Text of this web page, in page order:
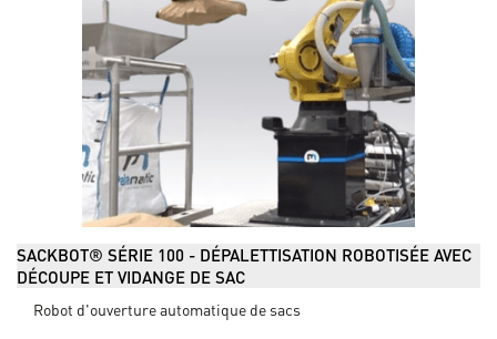
SACKBOT® SÉRIE 100 - DÉPALETTISATION ROBOTISÉE AVEC
DÉCOUPE ET VIDANGE DE SAC
Robot d'ouverture automatique de sacs